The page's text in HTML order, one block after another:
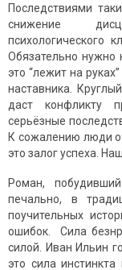
Последствиями
снижение
психологического
Обязательно нужно
это “лежит на
наставника.
даст конфликту
серьёзные
К сожалению люди
это залог успеха.
Роман,
печально, в
поучительных
ошибок. Сила
силой. Иван Ильин
это сила